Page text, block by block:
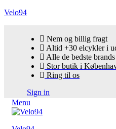
Velo94
Nem og billig fragt
Altid +30 elcykler i
Alle de bedste brands
Stor butik i
Ring til os
Sign in
Menu